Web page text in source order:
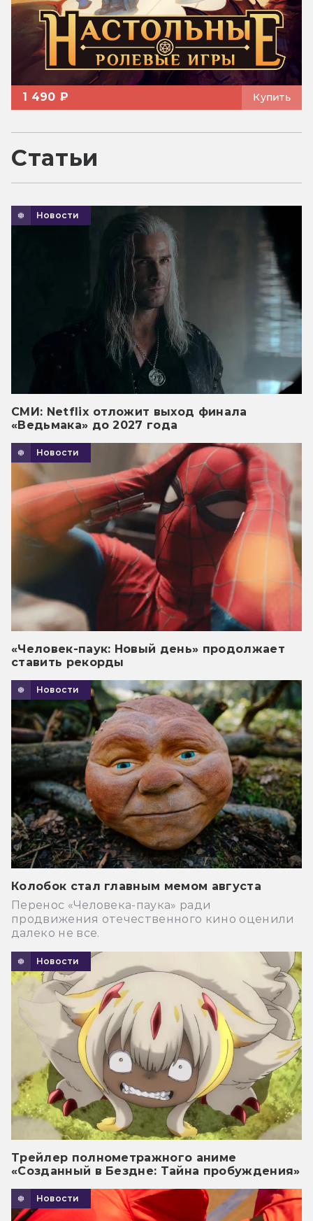
1 490 ₽ Купить
Статьи
Новости
СМИ: Netflix отложит выход финала
«Ведьмака» до 2027 года
Новости
«Человек-паук: Новый день» продолжает
ставить рекорды
Новости
Колобок стал главным мемом августа
Перенос «Человека-паука» ради
продвижения отечественного кино оценили
далеко не все.
Новости
Трейлер полнометражного аниме
«Созданный в Бездне: Тайна пробуждения»
Новости